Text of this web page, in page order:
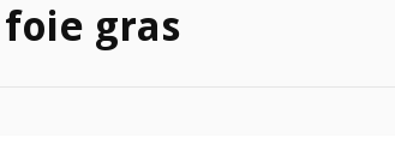
gras